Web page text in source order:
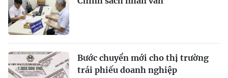
Bước chuyển mới cho thị trường
trái phiếu doanh nghiệp